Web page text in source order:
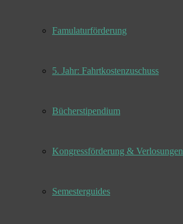
Famulaturförderung
5. Jahr: Fahrtkostenzuschuss
Bücherstipendium
Kongressförderung & Verlosungen
Semesterguides